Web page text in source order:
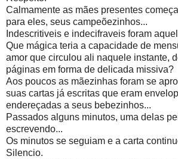
Calmamente as mães presentes
para eles, seus campeõezinhos...
Indescritiveis e indecifraveis foram
Que mágica teria a capacidade de
amor que circulou ali naquele instante,
páginas em forma de delicada missiva?
Aos poucos as mãezinhas foram se
suas cartas já escritas que eram
endereçadas a seus bebezinhos...
Passados alguns minutos, uma delas
escrevendo...
Os minutos se seguiam e a carta
Silencio.